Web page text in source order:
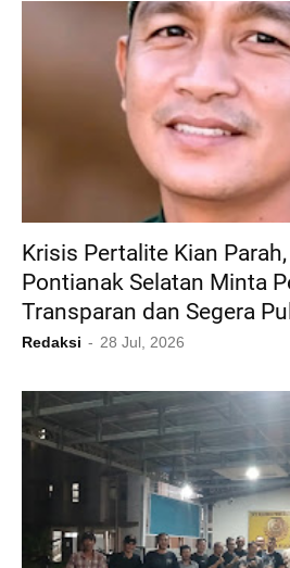
Krisis Pertalite Kian Parah,
Pontianak Selatan Minta
Transparan dan Segera
Redaksi 28 Jul, 2026